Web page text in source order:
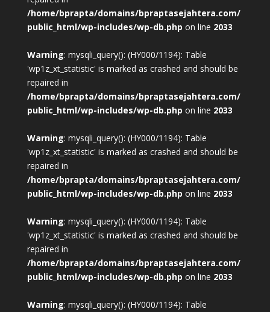
/home/bprapta/domains/bpraptasejahtera.com/
public_html/wp-includes/wp-db.php on line 2033
Warning: mysqli_query(): (HY000/1194): Table
'wp1z_xt_statistic' is marked as crashed and should be
repaired in
/home/bprapta/domains/bpraptasejahtera.com/
public_html/wp-includes/wp-db.php on line 2033
Warning: mysqli_query(): (HY000/1194): Table
'wp1z_xt_statistic' is marked as crashed and should be
repaired in
/home/bprapta/domains/bpraptasejahtera.com/
public_html/wp-includes/wp-db.php on line 2033
Warning: mysqli_query(): (HY000/1194): Table
'wp1z_xt_statistic' is marked as crashed and should be
repaired in
/home/bprapta/domains/bpraptasejahtera.com/
public_html/wp-includes/wp-db.php on line 2033
Warning: mysqli_query(): (HY000/1194): Table